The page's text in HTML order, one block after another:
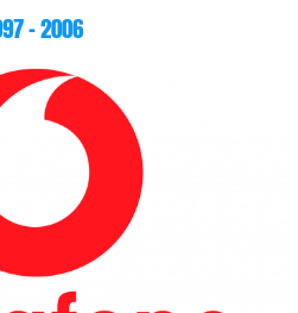
– 2006